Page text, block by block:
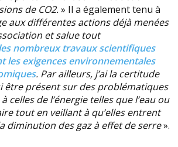
de CO2.» Il a également tenu à
aux différentes actions déjà menées
et salue tout
nombreux travaux scientifiques
les exigences environnementales
. Par ailleurs, j’ai la certitude
être présent sur des problématiques
celles de l’énergie telles que l’eau ou
tout en veillant à qu’elles entrent
diminution des gaz à effet de serre».